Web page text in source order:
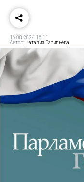
16.08.2024 16:11
Автор: Наталия Васильева